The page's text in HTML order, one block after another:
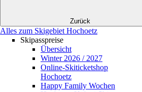
Zurück
Alles zum Skigebiet Hochoetz
Skipasspreise
Übersicht
Winter 2026 / 2027
Online-Skiticketshop
Hochoetz
Happy Family Wochen